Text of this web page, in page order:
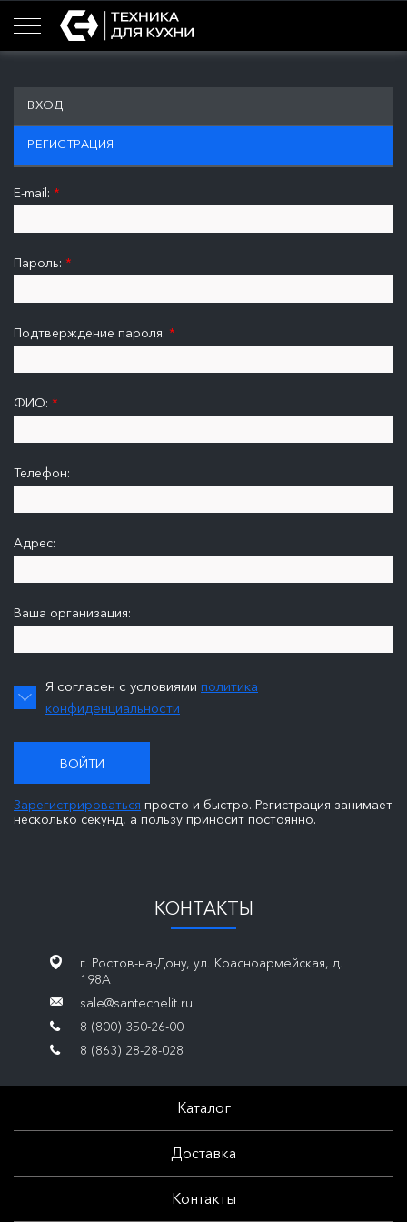
ВХОД
РЕГИСТРАЦИЯ
E-mail: *
Пароль: *
Подтверждение пароля: *
ФИО: *
Телефон:
Адрес:
Ваша организация:
Я согласен с условиями политика
конфиденциальности
ВОЙТИ
Зарегистрироваться просто и быстро. Регистрация занимает
несколько секунд, а пользу приносит постоянно.
КОНТАКТЫ
г. Ростов-на-Дону, ул. Красноармейская, д.
198А
sale@santechelit.ru
8 (800) 350-26-00
8 (863) 28-28-028
Каталог
Доставка
Контакты